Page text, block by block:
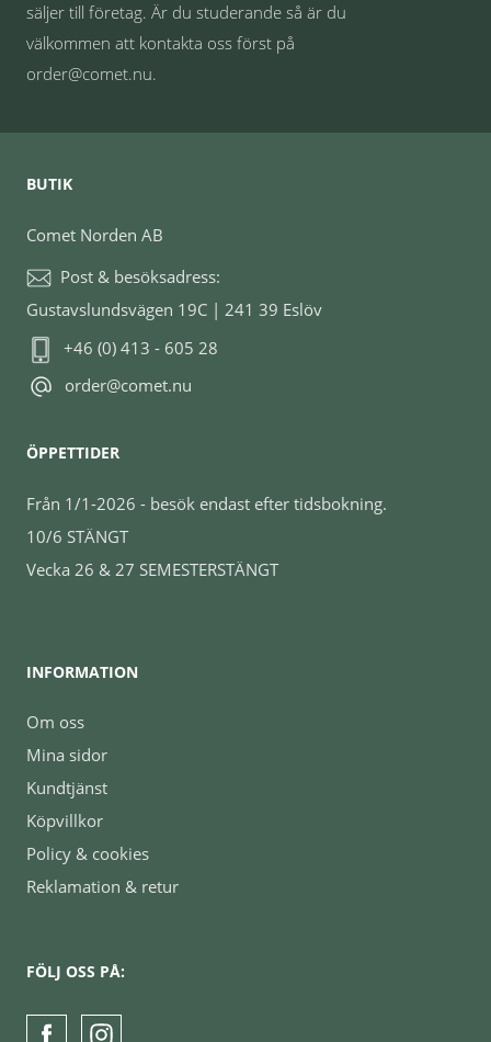
säljer till företag. Är du studerande så är du
välkommen att kontakta oss först på
order@comet.nu.
BUTIK
Comet Norden AB
Post & besöksadress:
Gustavslundsvägen 19C | 241 39 Eslöv
+46 (0) 413 - 605 28
order@comet.nu
ÖPPETTIDER
Från 1/1-2026 - besök endast efter tidsbokning.
10/6 STÄNGT
Vecka 26 & 27 SEMESTERSTÄNGT
INFORMATION
Om oss
Mina sidor
Kundtjänst
Köpvillkor
Policy & cookies
Reklamation & retur
FÖLJ OSS PÅ: